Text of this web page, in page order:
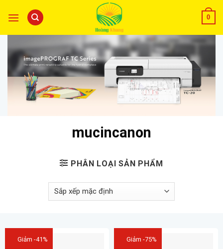
0
mucincanon
PHÂN LOẠI SẢN PHẨM
Giảm -41% Giảm -75%